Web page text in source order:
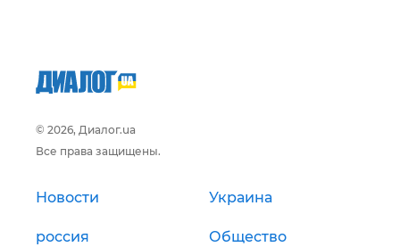
© 2026, Диалог.ua
Все права защищены.
Новости Украина
россия Общество